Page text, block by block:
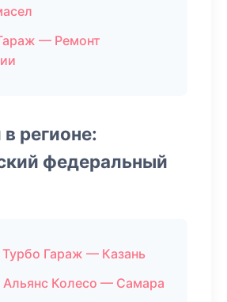
— Ремонт
регионе:
федеральный
Турбо Гараж — Казань
Альянс Колесо — Самара